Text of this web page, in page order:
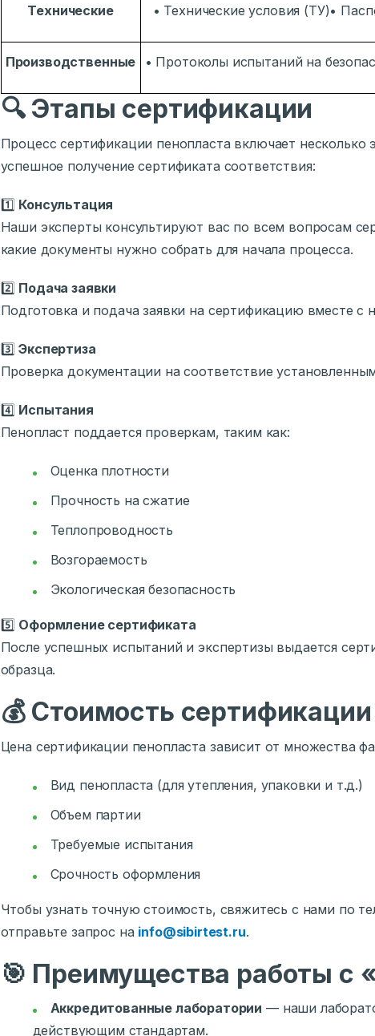
Технические • Технические условия (ТУ)•
Производственные • Протоколы испытаний на
🔍Этапы сертификации
Процесс сертификации пенопласта включает несколько
успешное получение сертификата соответствия:
1️⃣ Консультация
Наши эксперты консультируют вас по всем вопросам
какие документы нужно собрать для начала процесса.
2️⃣ Подача заявки
Подготовка и подача заявки на сертификацию вместе
3️⃣Экспертиза
Проверка документации на соответствие
4️⃣ Испытания
Пенопласт поддается проверкам, таким как:
Оценка плотности
Прочность на сжатие
Теплопроводность
Возгораемость
Экологическая безопасность
5️⃣ Оформление сертификата
После успешных испытаний и экспертизы выдается
образца.
💰Стоимость сертификации
Цена сертификации пенопласта зависит от множества
Вид пенопласта (для утепления, упаковки и т.д.)
Объем партии
Требуемые испытания
Срочность оформления
Чтобы узнать точную стоимость, свяжитесь с нами по
отправьте запрос на info@sibirtest.ru.
🎯 Преимущества работы с
Аккредитованные лаборатории — наши
действующим стандартам.